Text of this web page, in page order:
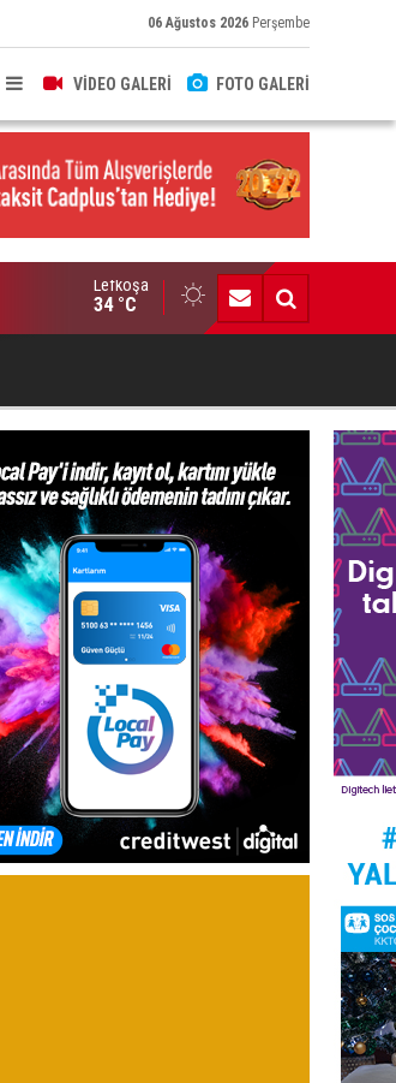
06 Ağustos 2026 Perşembe
VİDEO GALERİ FOTO GALERİ
Lefkoşa
34 °C